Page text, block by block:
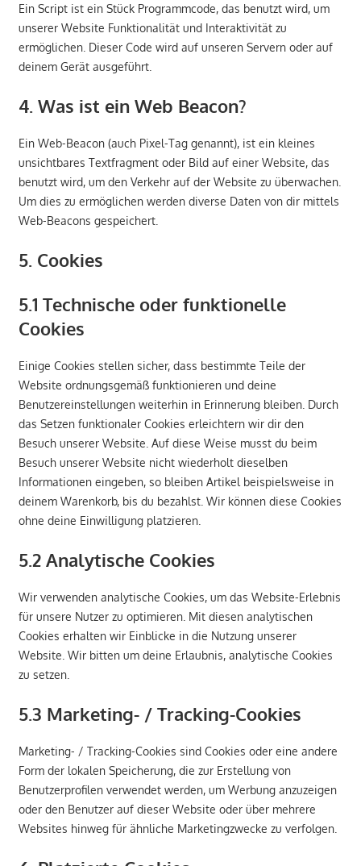
Ein Script ist ein Stück Programmcode, das benutzt wird, um
unserer Website Funktionalität und Interaktivität zu
ermöglichen. Dieser Code wird auf unseren Servern oder auf
deinem Gerät ausgeführt.
4. Was ist ein Web Beacon?
Ein Web-Beacon (auch Pixel-Tag genannt), ist ein kleines
unsichtbares Textfragment oder Bild auf einer Website, das
benutzt wird, um den Verkehr auf der Website zu überwachen.
Um dies zu ermöglichen werden diverse Daten von dir mittels
Web-Beacons gespeichert.
5. Cookies
5.1 Technische oder funktionelle
Cookies
Einige Cookies stellen sicher, dass bestimmte Teile der
Website ordnungsgemäß funktionieren und deine
Benutzereinstellungen weiterhin in Erinnerung bleiben. Durch
das Setzen funktionaler Cookies erleichtern wir dir den
Besuch unserer Website. Auf diese Weise musst du beim
Besuch unserer Website nicht wiederholt dieselben
Informationen eingeben, so bleiben Artikel beispielsweise in
deinem Warenkorb, bis du bezahlst. Wir können diese Cookies
ohne deine Einwilligung platzieren.
5.2 Analytische Cookies
Wir verwenden analytische Cookies, um das Website-Erlebnis
für unsere Nutzer zu optimieren. Mit diesen analytischen
Cookies erhalten wir Einblicke in die Nutzung unserer
Website. Wir bitten um deine Erlaubnis, analytische Cookies
zu setzen.
5.3 Marketing- / Tracking-Cookies
Marketing- / Tracking-Cookies sind Cookies oder eine andere
Form der lokalen Speicherung, die zur Erstellung von
Benutzerprofilen verwendet werden, um Werbung anzuzeigen
oder den Benutzer auf dieser Website oder über mehrere
Websites hinweg für ähnliche Marketingzwecke zu verfolgen.